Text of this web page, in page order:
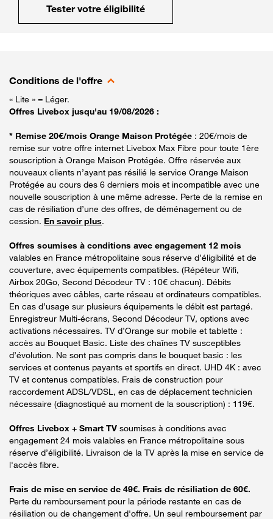
Tester votre éligibilité
Conditions de l'offre
« Lite » = Léger.
Offres Livebox jusqu'au 19/08/2026 :
* Remise 20€/mois Orange Maison Protégée : 20€/mois de
remise sur votre offre internet Livebox Max Fibre pour toute 1ère
souscription à Orange Maison Protégée. Offre réservée aux
nouveaux clients n’ayant pas résilié le service Orange Maison
Protégée au cours des 6 derniers mois et incompatible avec une
nouvelle souscription à une même adresse. Perte de la remise en
cas de résiliation d’une des offres, de déménagement ou de
cession. En savoir plus.
Offres soumises à conditions avec engagement 12 mois
valables en France métropolitaine sous réserve d’éligibilité et de
couverture, avec équipements compatibles. (Répéteur Wifi,
Airbox 20Go, Second Décodeur TV : 10€ chacun). Débits
théoriques avec câbles, carte réseau et ordinateurs compatibles.
En cas d’usage sur plusieurs équipements le débit est partagé.
Enregistreur Multi-écrans, Second Décodeur TV, options avec
activations nécessaires. TV d’Orange sur mobile et tablette :
accès au Bouquet Basic. Liste des chaînes TV susceptibles
d’évolution. Ne sont pas compris dans le bouquet basic : les
services et contenus payants et sportifs en direct. UHD 4K : avec
TV et contenus compatibles. Frais de construction pour
raccordement ADSL/VDSL, en cas de déplacement technicien
nécessaire (diagnostiqué au moment de la souscription) : 119€.
Offres Livebox + Smart TV soumises à conditions avec
engagement 24 mois valables en France métropolitaine sous
réserve d’éligibilité. Livraison de la TV après la mise en service de
l'accès fibre.
Frais de mise en service de 49€. Frais de résiliation de 60€.
Perte du remboursement pour la période restante en cas de
résiliation ou de changement d'offre. Un seul remboursement par